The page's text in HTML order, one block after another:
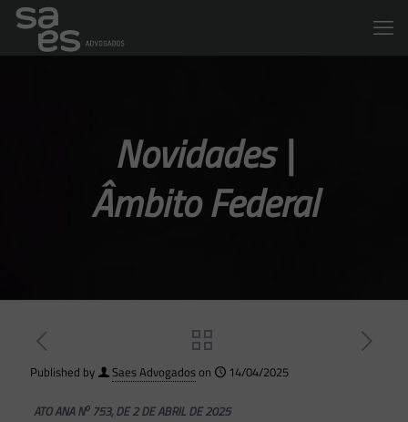
Novidades |
Âmbito Federal
Published by Saes Advogadoson 14/04/2025
ATO ANA No753, DE 2 DE ABRIL DE 2025